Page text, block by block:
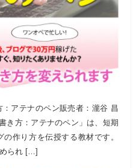
アテナのペン販売者：瀧谷 昌
き方：アテナのペン」は、短期
作り方を伝授する教材です。
められ […]